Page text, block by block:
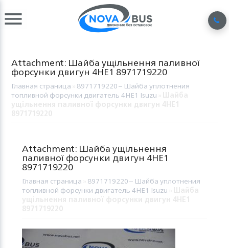
Attachment: Шайба ущільнення паливної
форсунки двигун 4HE1 8971719220
Главная страница 8971719220 – Шайба уплотнения
топливной форсунки двигатель 4HE1 Isuzu
Attachment: Шайба ущільнення
паливної форсунки двигун 4HE1
8971719220
Главная страница 8971719220 – Шайба уплотнения
топливной форсунки двигатель 4HE1 Isuzu